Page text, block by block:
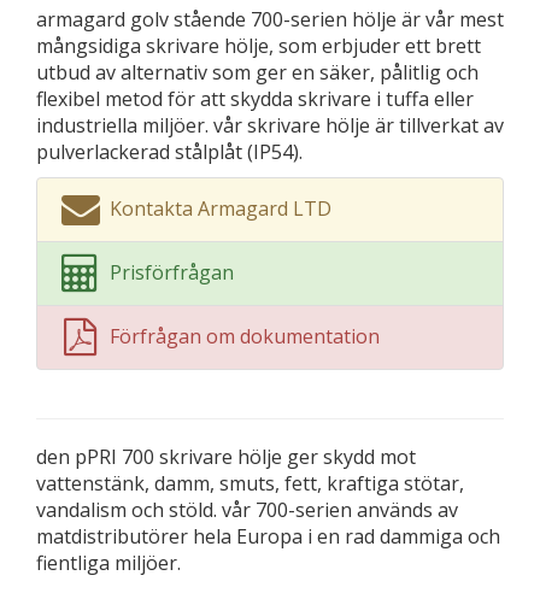
armagard golv stående 700-serien hölje är vår mest
mångsidiga skrivare hölje, som erbjuder ett brett
utbud av alternativ som ger en säker, pålitlig och
flexibel metod för att skydda skrivare i tuffa eller
industriella miljöer. vår skrivare hölje är tillverkat av
pulverlackerad stålplåt (IP54).
Kontakta Armagard LTD
Prisförfrågan
Förfrågan om dokumentation
den pPRI 700 skrivare hölje ger skydd mot
vattenstänk, damm, smuts, fett, kraftiga stötar,
vandalism och stöld. vår 700-serien används av
matdistributörer hela Europa i en rad dammiga och
fientliga miljöer.